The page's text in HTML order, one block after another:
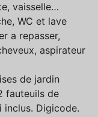
vaisselle…
WC et lave
a repasser,
aspirateur
de jardin
fauteuils de
inclus. Digicode.